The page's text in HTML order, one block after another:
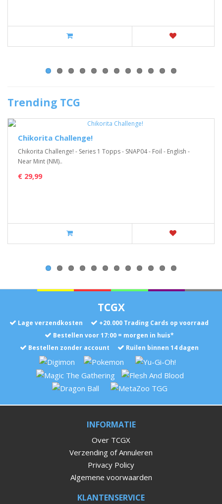
Trending TCG
Chikorita Challenge!
Chikorita Challenge! - Series 1 Topps - SNAP04 - Foil - English -
Near Mint (NM)..
€ 29,99
TCGX
Lage verzendkosten +20.000 Trading Cards op voorraad
Bestellen voor 17:00 = morgen in huis*
Bestellen zonder account
Ruilen binnen 14 dagen
INFORMATIE
Over TCGX
Verzending of Annuleren
Privacy Policy
Algemene voorwaarden
KLANTENSERVICE